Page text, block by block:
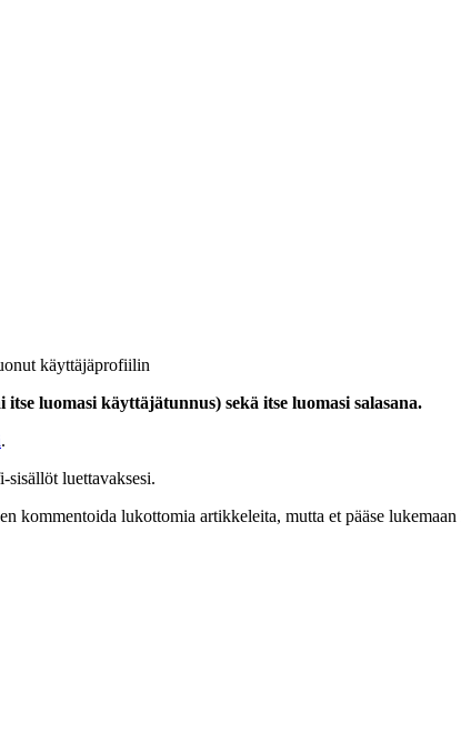
käyttäjäprofiilin
luomasi käyttäjätunnus) sekä itse luomasi salasana.
.
sisällöt luettavaksesi.
kommentoida lukottomia artikkeleita, mutta et pääse